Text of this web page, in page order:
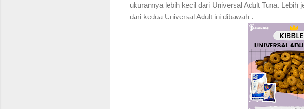
ukurannya lebih kecil dari Universal Adult Tuna.
dari kedua Universal Adult ini dibawah :